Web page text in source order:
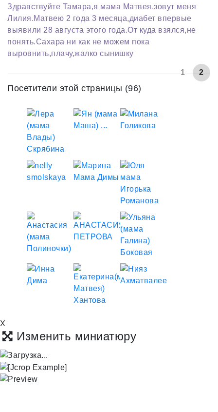
Здравствуйте Тамара,я мама Матвея,зовут меня
Лилия.Матвею 2 года 3 месяца,диабет впервые
выявили 28 августа этого года.От куда взялся,не
понять.Сахара ни как не можем пока
выровнить,плачу,жалко сынишку
1 2
Посетители этой страницы (96)
X
Изменить миниатюру